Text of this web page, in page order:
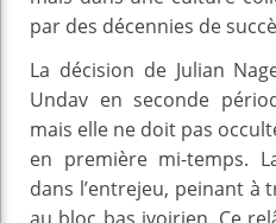
par des décennies de
La décision de Julian
Undav en seconde
mais elle ne doit pas
en première mi-temps.
dans l’entrejeu, peinant à